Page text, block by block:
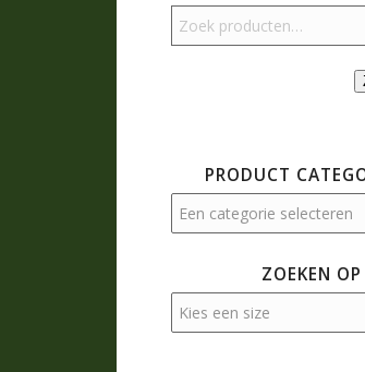
PRODUCT
ZOEKEN